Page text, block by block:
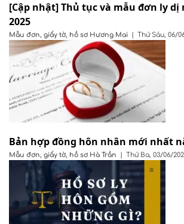
[Cập nhật] Thủ tục và mẫu đơn ly
2025
Mẫu đơn, giấy tờ, hồ sơ Hương Mai | Thứ Sáu, 06/
Bản hợp đồng hôn nhân mới nhất
Mẫu đơn, giấy tờ, hồ sơ Hà Trần | Thứ Ba, 03/06/